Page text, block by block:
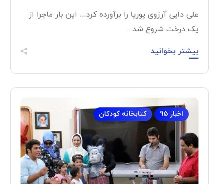
علی دایی آرزوی پوریا را برآورده کرد… این بار ماجرا از
یک درخت شروع شد...
بیشتر بخوانید
اخبار 95 کتابخانه کودکان